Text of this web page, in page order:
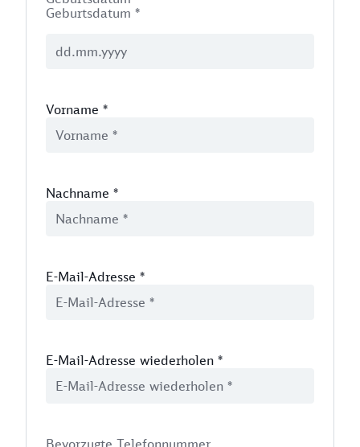
Geburtsdatum *
Vorname *
Nachname *
E-Mail-Adresse *
E-Mail-Adresse wiederholen *
Bevorzugte Telefonnummer